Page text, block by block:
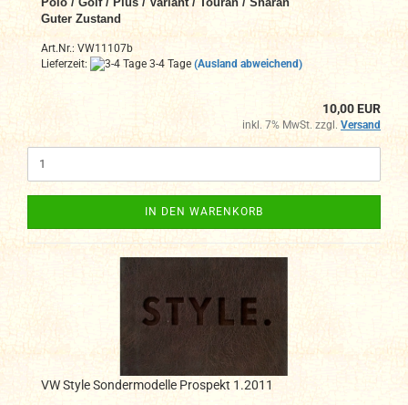
Guter Zustand
Art.Nr.: VW11107b
Lieferzeit:
3-4 Tage (Ausland abweichend)
10,00 EUR
inkl. 7% MwSt. zzgl. Versand
IN DEN WARENKORB
VW Style Sondermodelle Prospekt 1.2011